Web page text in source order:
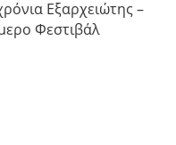
Εξαρχειώτης –
Φεστιβάλ